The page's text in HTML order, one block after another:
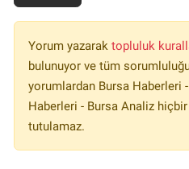
Yorum yazarak topluluk
bulunuyor ve tüm
yorumlardan Bursa Haberleri
Haberleri - Bursa Analiz
tutulamaz.